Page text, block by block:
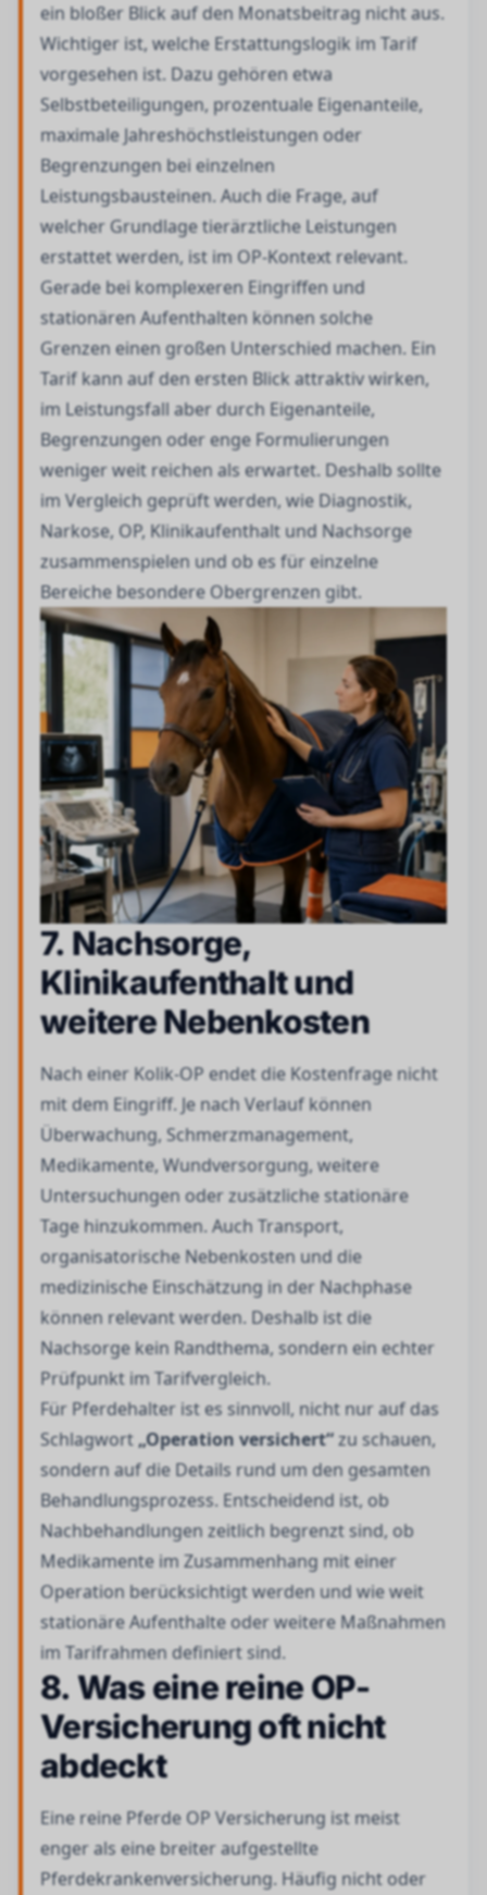
ein bloßer Blick auf den Monatsbeitrag nicht aus.
Wichtiger ist, welche Erstattungslogik im Tarif
vorgesehen ist. Dazu gehören etwa
Selbstbeteiligungen, prozentuale Eigenanteile,
maximale Jahreshöchstleistungen oder
Begrenzungen bei einzelnen
Leistungsbausteinen. Auch die Frage, auf
welcher Grundlage tierärztliche Leistungen
erstattet werden, ist im OP-Kontext relevant.
Gerade bei komplexeren Eingriffen und
stationären Aufenthalten können solche
Grenzen einen großen Unterschied machen. Ein
Tarif kann auf den ersten Blick attraktiv wirken,
im Leistungsfall aber durch Eigenanteile,
Begrenzungen oder enge Formulierungen
weniger weit reichen als erwartet. Deshalb sollte
im Vergleich geprüft werden, wie Diagnostik,
Narkose, OP, Klinikaufenthalt und Nachsorge
zusammenspielen und ob es für einzelne
Bereiche besondere Obergrenzen gibt.
7. Nachsorge,
Klinikaufenthalt und
weitere Nebenkosten
Nach einer Kolik-OP endet die Kostenfrage nicht
mit dem Eingriff. Je nach Verlauf können
Überwachung, Schmerzmanagement,
Medikamente, Wundversorgung, weitere
Untersuchungen oder zusätzliche stationäre
Tage hinzukommen. Auch Transport,
organisatorische Nebenkosten und die
medizinische Einschätzung in der Nachphase
können relevant werden. Deshalb ist die
Nachsorge kein Randthema, sondern ein echter
Prüfpunkt im Tarifvergleich.
Für Pferdehalter ist es sinnvoll, nicht nur auf das
Schlagwort„Operation versichert“zu schauen,
sondern auf die Details rund um den gesamten
Behandlungsprozess. Entscheidend ist, ob
Nachbehandlungen zeitlich begrenzt sind, ob
Medikamente im Zusammenhang mit einer
Operation berücksichtigt werden und wie weit
stationäre Aufenthalte oder weitere Maßnahmen
im Tarifrahmen definiert sind.
8. Was eine reine OP-
Versicherung oft nicht
abdeckt
Eine reine Pferde OP Versicherung ist meist
enger als eine breiter aufgestellte
Pferdekrankenversicherung. Häufig nicht oder